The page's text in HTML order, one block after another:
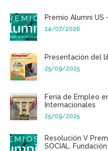
Premio Alumni US
14/07/2026
Presentación del
25/09/2025
Feria de Empleo
Internacionales
25/09/2025
Resolución V
SOCIAL.